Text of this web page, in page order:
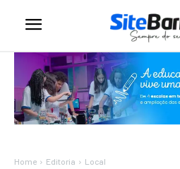
Home Editoria Local